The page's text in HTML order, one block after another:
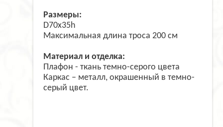
Размеры:
D70x35h
Максимальная длина троса 200 см
Материал и отделка:
Плафон - ткань темно-серого цвета
Каркас – металл, окрашенный в темно-
серый цвет.